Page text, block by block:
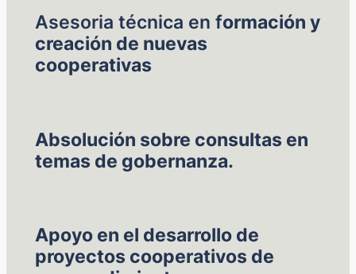
Asesoria técnica en formación y
creación de nuevas
cooperativas
Absolución sobre consultas en
temas de gobernanza.
Apoyo en el desarrollo de
proyectos cooperativos de